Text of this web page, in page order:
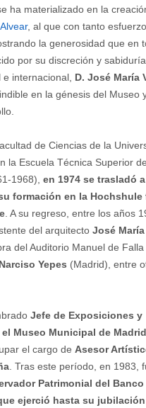
ha materializado en la
, al que con tanto
la generosidad que en
por su discreción y
internacional, D. José María
en la génesis del Museo
de Ciencias de la
la Escuela Técnica Superior de
1968), en 1974 se trasladó
formación en la Hochshule
. A su regreso, entre los años
del arquitecto José
del Auditorio Manuel de Falla
Yepes (Madrid), entre
Jefe de Exposiciones y
Museo Municipal de Madrid
el cargo de Asesor
. Tras este período, en 1983,
Patrimonial del Banco
ejerció hasta su jubilación